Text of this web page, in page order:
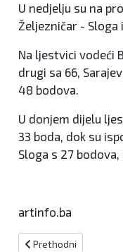
U nedjelju su na
Željezničar - Sloga
Na ljestvici vodeći
drugi sa 66,
48 bodova.
U donjem dijelu
33 boda, dok su
Sloga s 27
artinfo.ba
Prethodni članak: Svi
Prethodni